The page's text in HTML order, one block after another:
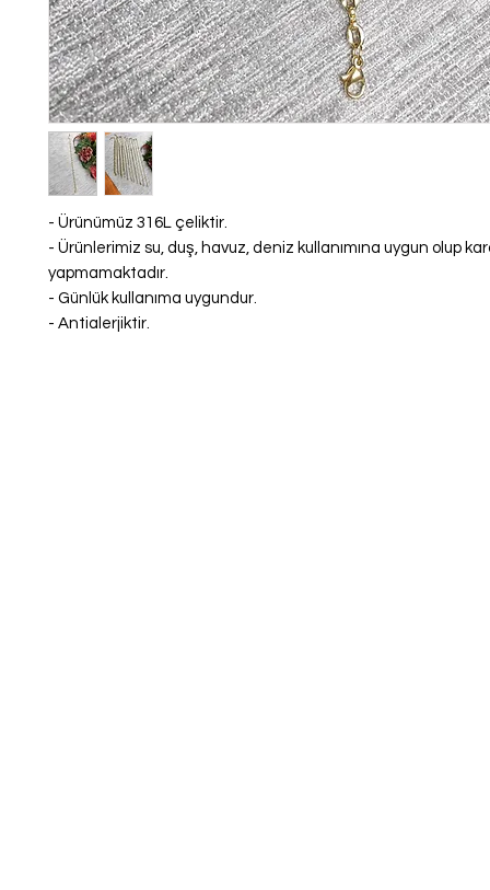
- Ürünümüz 316L çeliktir.
- Ürünlerimiz su, duş, havuz, deniz kullanımına uygun olup
yapmamaktadır.
- Günlük kullanıma uygundur.
- Antialerjiktir.